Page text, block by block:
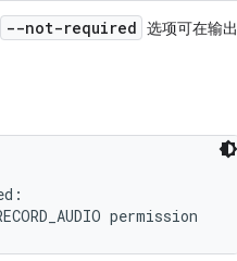
--not-required 选项可在输出
permission